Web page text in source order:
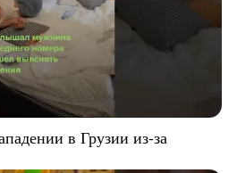
в Грузии из-за